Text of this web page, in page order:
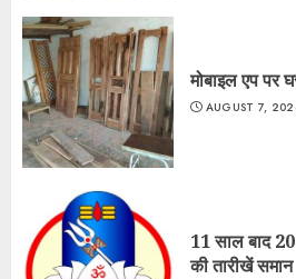
मोबाइल एप पर
AUGUST 7,
11 साल बाद
की तारीखें समान